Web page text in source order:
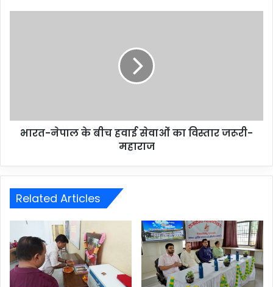
भारत-नेपाल के बीच हवाई सेवाओं का विस्तार जरूरी-
महाराज
Related Articles